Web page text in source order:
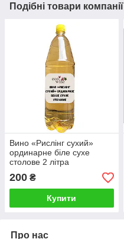
Подібні товари компанії
Вино «Рислінг сухий»
ординарне біле сухе
столове 2 літра
200 ₴
Купити
Про нас